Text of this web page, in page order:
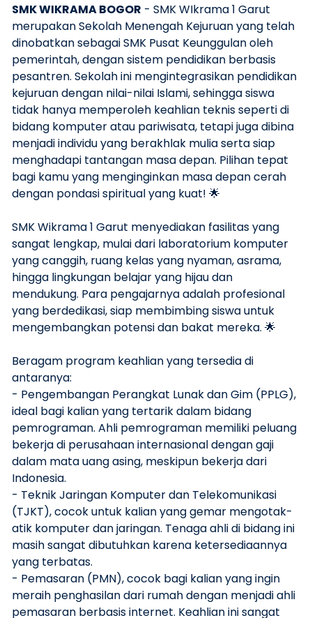
SMK WIKRAMA BOGOR - SMK WIkrama 1 Garut
merupakan Sekolah Menengah Kejuruan yang telah
dinobatkan sebagai SMK Pusat Keunggulan oleh
pemerintah, dengan sistem pendidikan berbasis
pesantren. Sekolah ini mengintegrasikan pendidikan
kejuruan dengan nilai-nilai Islami, sehingga siswa
tidak hanya memperoleh keahlian teknis seperti di
bidang komputer atau pariwisata, tetapi juga dibina
menjadi individu yang berakhlak mulia serta siap
menghadapi tantangan masa depan. Pilihan tepat
bagi kamu yang menginginkan masa depan cerah
dengan pondasi spiritual yang kuat! 🌟
SMK Wikrama 1 Garut menyediakan fasilitas yang
sangat lengkap, mulai dari laboratorium komputer
yang canggih, ruang kelas yang nyaman, asrama,
hingga lingkungan belajar yang hijau dan
mendukung. Para pengajarnya adalah profesional
yang berdedikasi, siap membimbing siswa untuk
mengembangkan potensi dan bakat mereka. 🌟
Beragam program keahlian yang tersedia di
antaranya:
- Pengembangan Perangkat Lunak dan Gim (PPLG),
ideal bagi kalian yang tertarik dalam bidang
pemrograman. Ahli pemrograman memiliki peluang
bekerja di perusahaan internasional dengan gaji
dalam mata uang asing, meskipun bekerja dari
Indonesia.
- ⁠Teknik Jaringan Komputer dan Telekomunikasi
(TJKT), cocok untuk kalian yang gemar mengotak-
atik komputer dan jaringan. Tenaga ahli di bidang ini
masih sangat dibutuhkan karena ketersediaannya
yang terbatas.
- ⁠Pemasaran (PMN), cocok bagi kalian yang ingin
meraih penghasilan dari rumah dengan menjadi ahli
pemasaran berbasis internet. Keahlian ini sangat